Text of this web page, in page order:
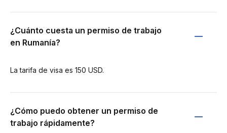
¿Cuánto cuesta un permiso de trabajo
en Rumanía?
La tarifa de visa es 150 USD.
¿Cómo puedo obtener un permiso de
trabajo rápidamente?